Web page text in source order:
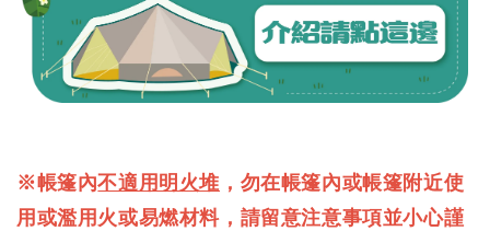
※帳篷內不適用明火堆 ，勿在帳篷內或帳篷附近使
用或濫用火或易燃材料，請留意注意事項並小心謹